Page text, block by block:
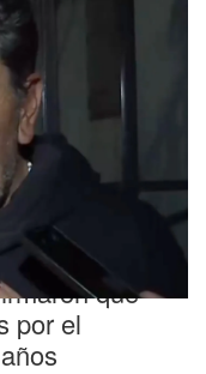
que
por el